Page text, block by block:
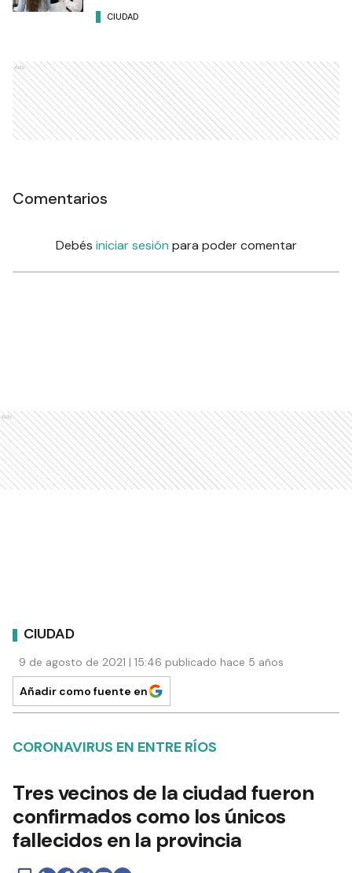
CIUDAD
Ads
Comentarios
Debés iniciar sesión para poder comentar
Ads
CIUDAD
9 de agosto de 2021 | 15:46 publicado hace 5 años
Añadir como fuente en
CORONAVIRUS EN ENTRE RÍOS
Tres vecinos de la ciudad fueron
confirmados como los únicos
fallecidos en la provincia